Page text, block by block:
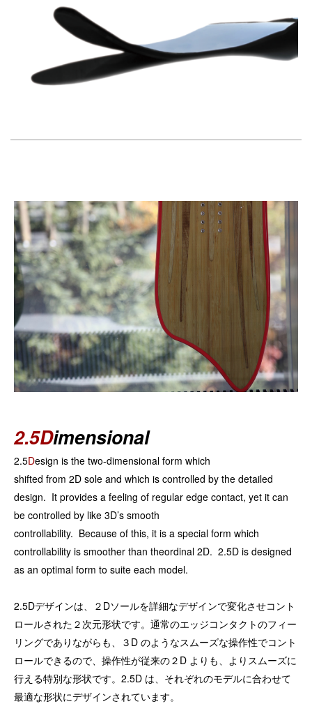
2.5Dimensional
2.5Design is the two-dimensional form which
shifted from 2D sole and which is controlled by the detailed
design. It provides a feeling of regular edge contact, yet it can
be controlled by like 3D’s smooth
controllability. Because of this, it is a special form which
controllability is smoother than theordinal 2D. 2.5D is designed
as an optimal form to suite each model.
2.5Dデザインは、２Dソールを詳細なデザインで変化させコント
ロールされた２次元形状です。通常のエッジコンタクトのフィー
リングでありながらも、３D のようなスムーズな操作性でコント
ロールできるので、操作性が従来の２D よりも、よりスムーズに
行える特別な形状です。 2.5D は、それぞれのモデルに合わせて
最適な形状にデザインされています。